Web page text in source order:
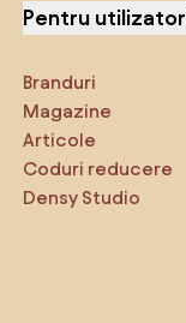
Pentru
Branduri
Magazine
Articole
Coduri reducere
Densy Studio